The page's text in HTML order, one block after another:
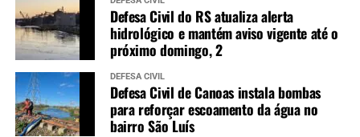
Defesa Civil do RS atualiza alerta
hidrológico e mantém aviso vigente até o
próximo domingo, 2
DEFESA CIVIL
Defesa Civil de Canoas instala bombas
para reforçar escoamento da água no
bairro São Luís